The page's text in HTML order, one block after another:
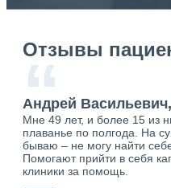
Отзывы
“
Андрей
Мне 49 лет, и более 15 из
плаванье по полгода. На
бываю – не могу найти
Помогают прийти в себя
клиники за помощь.